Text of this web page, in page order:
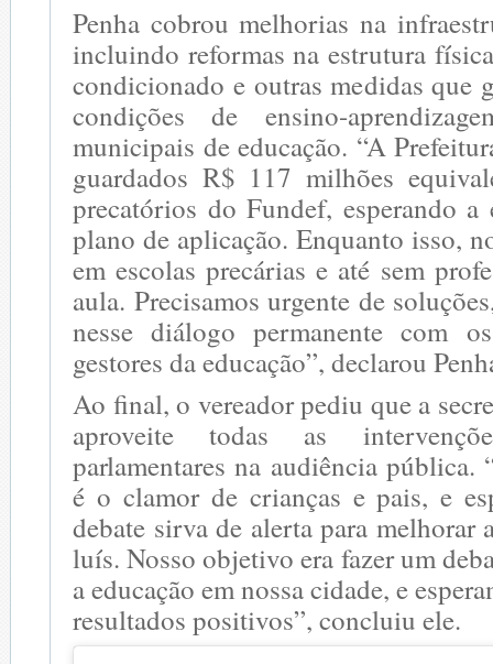
Penha cobrou melhorias na
incluindo reformas na estrutura
condicionado e outras medidas que
condições de ensino-
municipais de educação. “A
guardados R$ 117 milhões
precatórios do Fundef, esperando a
plano de aplicação. Enquanto isso,
em escolas precárias e até sem
aula. Precisamos urgente de
nesse diálogo permanente com
gestores da educação”, declarou
Ao final, o vereador pediu que a
aproveite todas as
parlamentares na audiência pública.
é o clamor de crianças e pais, e
debate sirva de alerta para melhorar
luís. Nosso objetivo era fazer um
a educação em nossa cidade, e
resultados positivos”, concluiu ele.